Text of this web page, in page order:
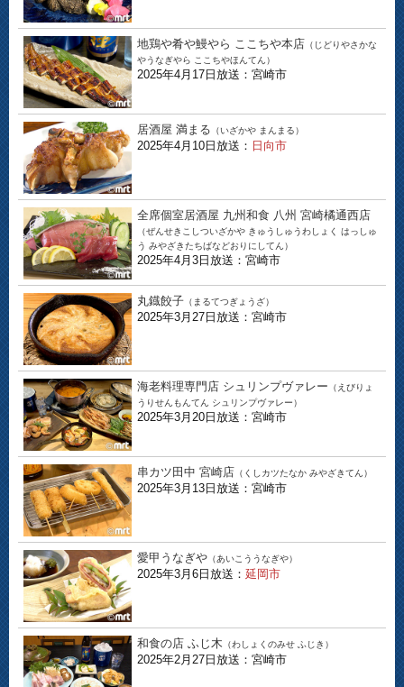
地鶏や肴や鰻やら ここちや本店 （じどりやさかな
やうなぎやら ここちやほんてん）
2025年4月17日放送：宮崎市
居酒屋 満まる （いざかや まんまる）
2025年4月10日放送： 日向市
全席個室居酒屋 九州和食 八州 宮崎橘通西店
（ぜんせきこしついざかや きゅうしゅうわしょく はっしゅ
う みやざきたちばなどおりにしてん）
2025年4月3日放送：宮崎市
丸鐡餃子 （まるてつぎょうざ）
2025年3月27日放送：宮崎市
海老料理専門店 シュリンプヴァレー （えびりょ
うりせんもんてん シュリンプヴァレー）
2025年3月20日放送：宮崎市
串カツ田中 宮崎店 （くしカツたなか みやざきてん）
2025年3月13日放送：宮崎市
愛甲うなぎや （あいこううなぎや）
2025年3月6日放送： 延岡市
和食の店 ふじ木 （わしょくのみせ ふじき）
2025年2月27日放送：宮崎市